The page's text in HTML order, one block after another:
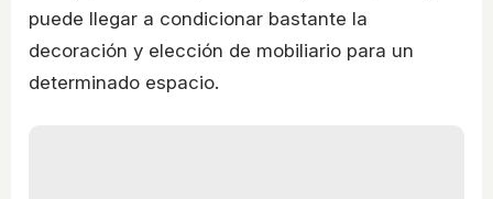
puede llegar a condicionar bastante la
decoración y elección de mobiliario para un
determinado espacio.